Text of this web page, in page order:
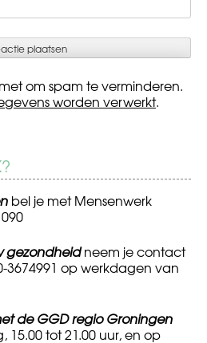
om spam te verminderen.
worden verwerkt.
bel je met Mensenwerk
gezondheidneem je contact
3674991 op werkdagen van
de GGD regio Groningen
tot 21.00 uur, en op